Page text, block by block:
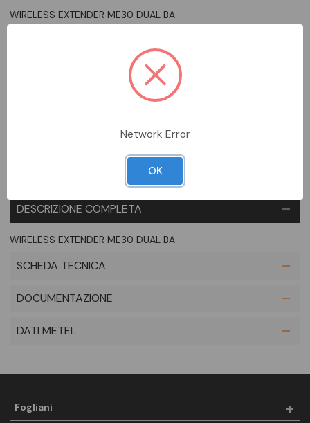
WIRELESS EXTENDER ME30 DUAL BA
DESCRIZIONE COMPLETA
WIRELESS EXTENDER ME30 DUAL BA
SCHEDA TECNICA
DOCUMENTAZIONE
DATI METEL
Fogliani
Network Error
OK